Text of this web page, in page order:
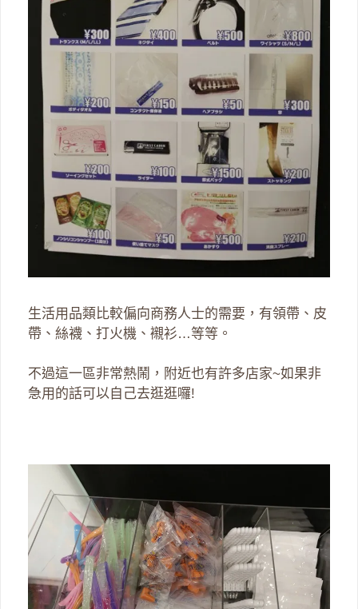
生活用品類比較偏向商務人士的需要，有領帶、皮
帶、絲襪、打火機、襯衫…等等。
不過這一區非常熱鬧，附近也有許多店家~如果非
急用的話可以自己去逛逛囉!